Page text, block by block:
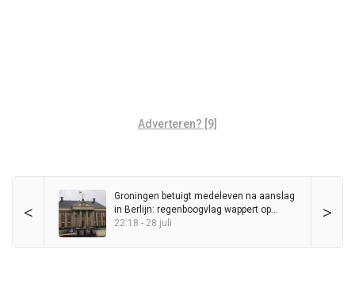
Adverteren? [9]
< >
Groningen betuigt medeleven na aanslag
in Berlijn: regenboogvlag wappert op
Stadhuis
22:18 - 28 juli